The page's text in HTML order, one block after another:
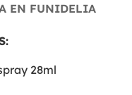
EN FUNIDELIA
28ml